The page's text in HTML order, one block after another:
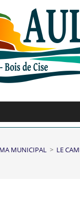
MUNICIPAL > LE